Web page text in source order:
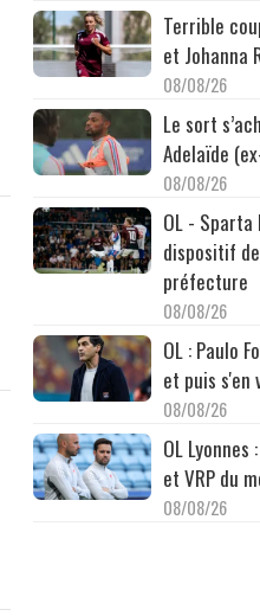
Terrible
et Johanna
08/08/26
Le sort
Adelaïde
08/08/26
OL -
dispositif
préfecture
08/08/26
OL : Paulo
et puis s'en
08/08/26
OL
et VRP du
08/08/26